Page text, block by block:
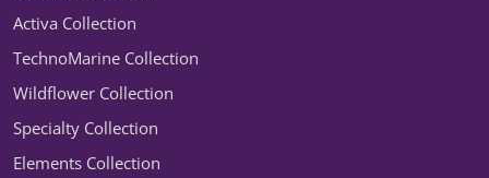
Activa Collection
TechnoMarine Collection
Wildflower Collection
Specialty Collection
Elements Collection